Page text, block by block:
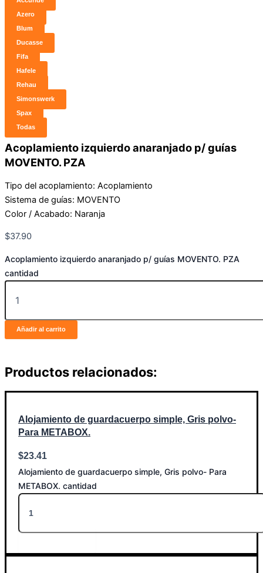
Azero
Blum
Ducasse
Fifa
Hafele
Rehau
Simonswerk
Spax
Todas
Acoplamiento izquierdo anaranjado p/ guías
MOVENTO. PZA
Tipo del acoplamiento: Acoplamiento
Sistema de guías: MOVENTO
Color / Acabado: Naranja
$37.90
Acoplamiento izquierdo anaranjado p/ guías MOVENTO. PZA
cantidad
Añadir al carrito
Productos relacionados:
Alojamiento de guardacuerpo simple, Gris polvo-
Para METABOX.
$23.41
Alojamiento de guardacuerpo simple, Gris polvo- Para
METABOX. cantidad